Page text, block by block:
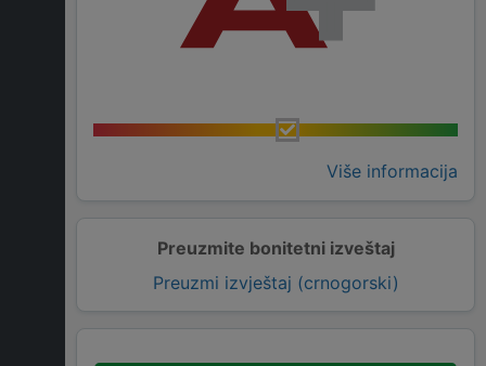
Više informacija
Preuzmite bonitetni izveštaj
Preuzmi izvještaj (crnogorski)